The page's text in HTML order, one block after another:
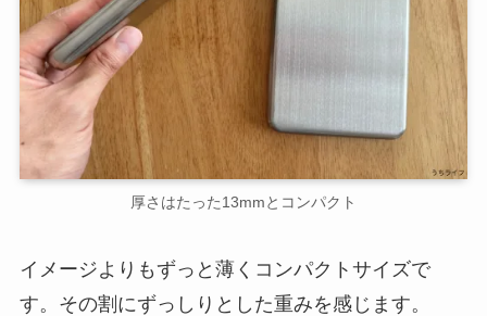
厚さはたった13mmとコンパクト
イメージよりもずっと薄くコンパクトサイズで
す。その割にずっしりとした重みを感じます。